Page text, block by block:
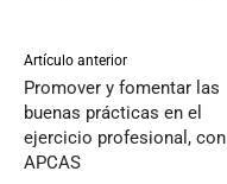
Artículo anterior
Promover y fomentar las
buenas prácticas en el
ejercicio profesional, con
APCAS